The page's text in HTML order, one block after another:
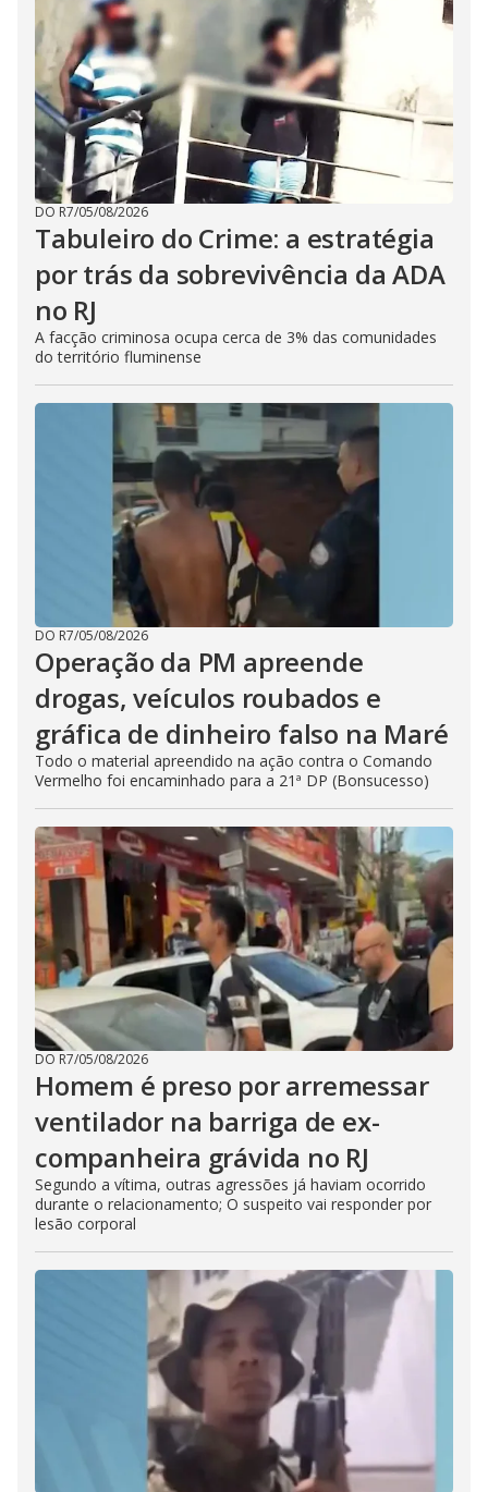
DO R7/05/08/2026
Tabuleiro do Crime: a estratégia
por trás da sobrevivência da ADA
no RJ
A facção criminosa ocupa cerca de 3% das comunidades
do território fluminense
DO R7/05/08/2026
Operação da PM apreende
drogas, veículos roubados e
gráfica de dinheiro falso na Maré
Todo o material apreendido na ação contra o Comando
Vermelho foi encaminhado para a 21ª DP (Bonsucesso)
DO R7/05/08/2026
Homem é preso por arremessar
ventilador na barriga de ex-
companheira grávida no RJ
Segundo a vítima, outras agressões já haviam ocorrido
durante o relacionamento; O suspeito vai responder por
lesão corporal